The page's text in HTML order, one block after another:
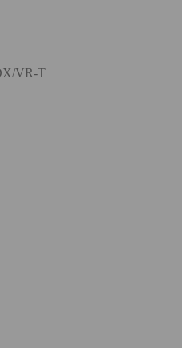
VR-T